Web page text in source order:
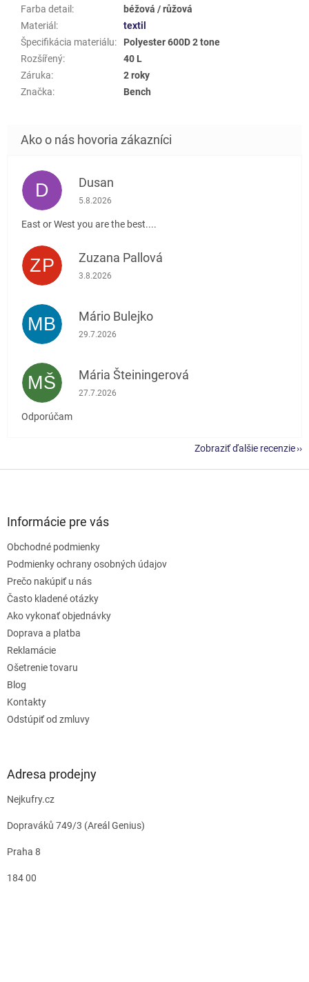
Farba detail :
béžová / růžová
Materiál :
textil
Špecifikácia materiálu:
Polyester 600D 2 tone
Rozšířený:
40 L
Záruka:
2 roky
Značka: Bench
D Dusan
Hodnotenie obchodu je 5 z 5 hviezdičiek.
5.8.2026
East or West you are the best....
ZP Zuzana Pallová
Hodnotenie obchodu je 5 z 5 hviezdičiek.
3.8.2026
MB Mário Bulejko
Hodnotenie obchodu je 5 z 5 hviezdičiek.
29.7.2026
MŠ Mária Šteiningerová
Hodnotenie obchodu je 5 z 5 hviezdičiek.
27.7.2026
Odporúčam
Zobraziť ďalšie recenzie
Informácie pre vás
Obchodné podmienky
Podmienky ochrany osobných údajov
Prečo nakúpiť u nás
Často kladené otázky
Ako vykonať objednávky
Doprava a platba
Reklamácie
Ošetrenie tovaru
Blog
Kontakty
Odstúpiť od zmluvy
Adresa prodejny
Nejkufry.cz
Dopraváků 749/3 (Areál Genius)
Praha 8
184 00